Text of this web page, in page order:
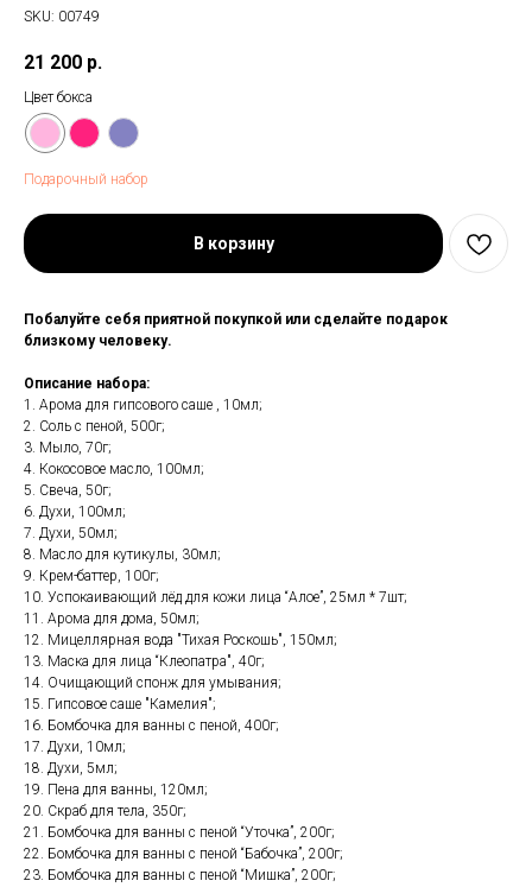
SKU: 00749
21 200 р.
Цвет бокса
Подарочный набор
В корзину
Побалуйте себя приятной покупкой или сделайте подарок
близкому человеку.
Описание набора:
1. Арома для гипсового саше , 10мл;
2. Соль с пеной, 500г;
3. Мыло, 70г;
4. Кокосовое масло, 100мл;
5. Свеча, 50г;
6. Духи, 100мл;
7. Духи, 50мл;
8. Масло для кутикулы, 30мл;
9. Крем-баттер, 100г;
10. Успокаивающий лёд для кожи лица “Алое”, 25мл * 7шт;
11. Арома для дома, 50мл;
12. Мицеллярная вода "Тихая Роскошь", 150мл;
13. Маска для лица “Клеопатра", 40г;
14. Очищающий спонж для умывания;
15. Гипсовое саше "Камелия";
16. Бомбочка для ванны с пеной, 400г;
17. Духи, 10мл;
18. Духи, 5мл;
19. Пена для ванны, 120мл;
20. Скраб для тела, 350г;
21. Бомбочка для ванны с пеной “Уточка”, 200г;
22. Бомбочка для ванны с пеной “Бабочка”, 200г;
23. Бомбочка для ванны с пеной “Мишка”, 200г;